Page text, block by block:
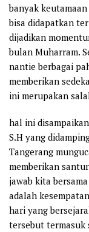
banyak
bisa didapatkan
dijadikan
bulan Muharram.
nantie berbagai
memberikan
ini merupakan
hal ini
S.H yang
Tangerang
memberikan
jawab kita
adalah
hari yang
tersebut termasuk